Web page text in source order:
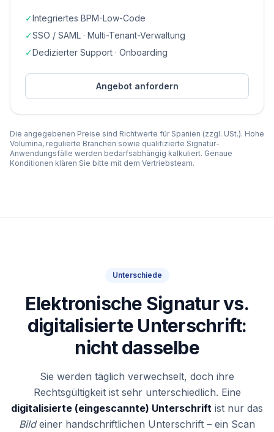
✓Integriertes BPM-Low-Code
✓SSO / SAML · Multi-Tenant-Verwaltung
✓Dedizierter Support · Onboarding
Angebot anfordern
Die angegebenen Preise sind Richtwerte für Spanien (zzgl. USt.). Hohe
Volumina, regulierte Branchen sowie qualifizierte Signatur-
Anwendungsfälle werden bedarfsabhängig kalkuliert. Genaue
Konditionen klären Sie bitte mit dem Vertriebsteam.
Unterschiede
Elektronische Signatur vs.
digitalisierte Unterschrift:
nicht dasselbe
Sie werden täglich verwechselt, doch ihre
Rechtsgültigkeit ist sehr unterschiedlich. Eine
digitalisierte (eingescannte) Unterschrift ist nur das
Bildeiner handschriftlichen Unterschrift – ein Scan